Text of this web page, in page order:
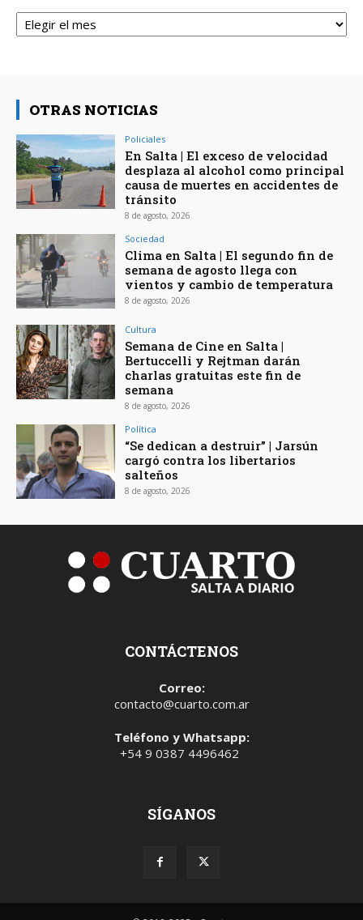
Archivos
OTRAS NOTICIAS
Policiales
En Salta | El exceso de velocidad
desplaza al alcohol como principal
causa de muertes en accidentes de
tránsito
8 de agosto, 2026
Sociedad
Clima en Salta | El segundo fin de
semana de agosto llega con
vientos y cambio de temperatura
8 de agosto, 2026
Cultura
Semana de Cine en Salta |
Bertuccelli y Rejtman darán
charlas gratuitas este fin de
semana
8 de agosto, 2026
Política
“Se dedican a destruir” | Jarsún
cargó contra los libertarios
salteños
8 de agosto, 2026
CONTÁCTENOS
Correo:
contacto@cuarto.com.ar
Teléfono y Whatsapp:
+54 9 0387 4496462
SÍGANOS